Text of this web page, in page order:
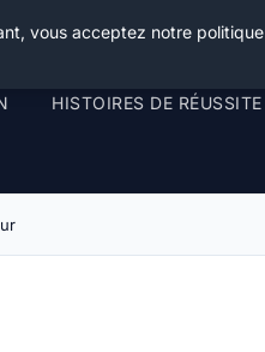
HISTOIRES DE RÉUSSITE
vous acceptez notre